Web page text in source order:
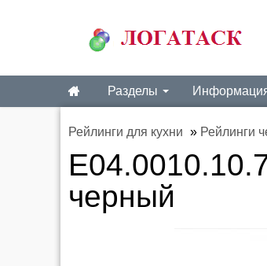
Разделы
Рейлинги для кухни » Рейлинги
черный